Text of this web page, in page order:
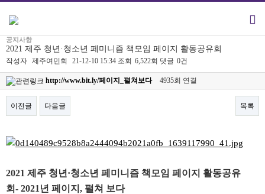
공지사항
2021 제주 청년·청소년 페미니즘 책모임 페이지 활동공유회
작성자 제주여민회 21-12-10 15:34 조회 6,522회 댓글 0건
http://www.bit.ly/페이지_펼쳐보다 4935회 연결
이전글 다음글 목록
2021 제주 청년·청소년 페미니즘 책모임 페이지 활동공유
회- 2021년 페이지, 펼쳐 보다